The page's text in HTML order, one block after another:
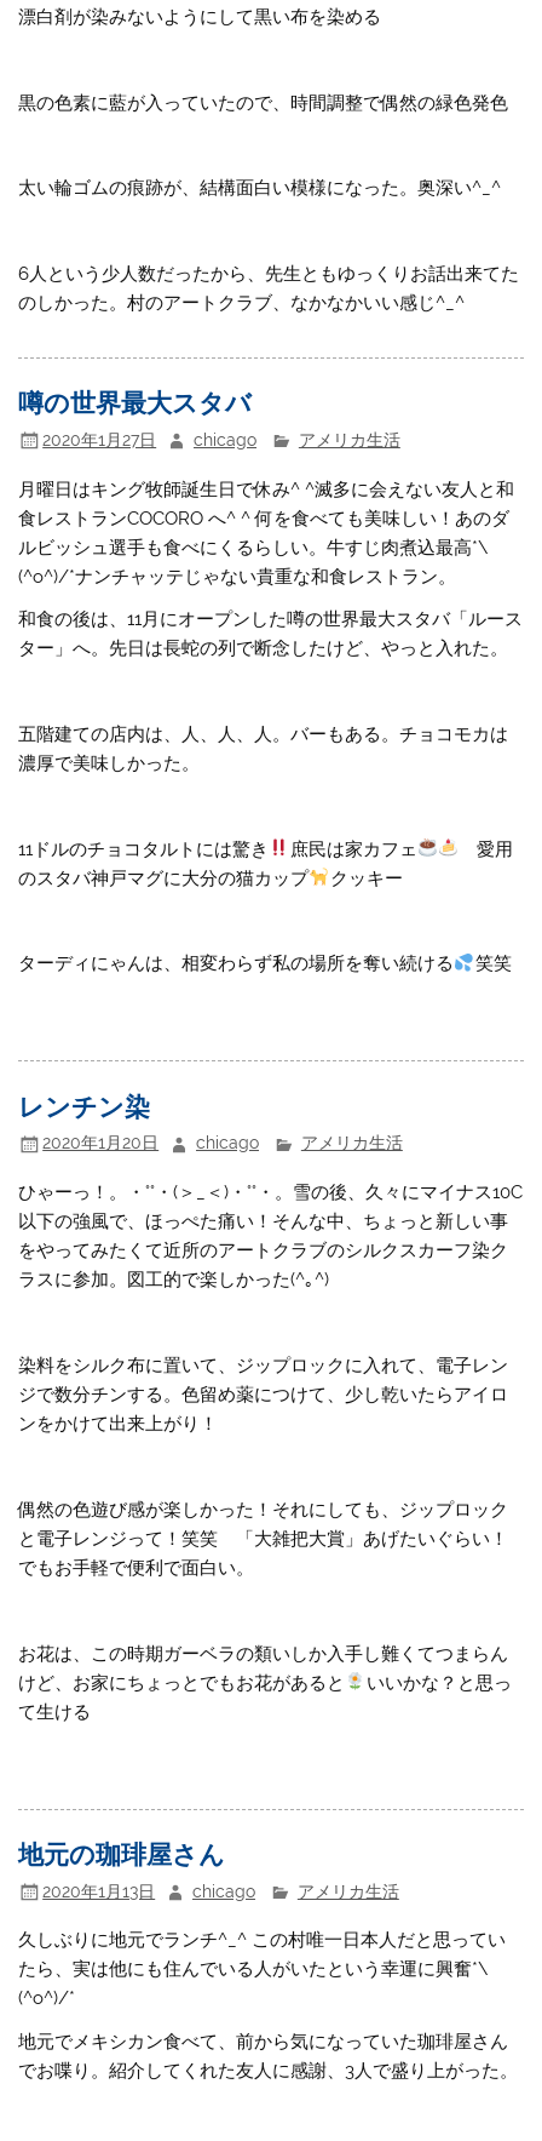
漂白剤が染みないようにして黒い布を染める
黒の色素に藍が入っていたので、時間調整で偶然の緑色発色
太い輪ゴムの痕跡が、結構面白い模様になった。奥深い^_^
6人という少人数だったから、先生ともゆっくりお話出来てた
のしかった。村のアートクラブ、なかなかいい感じ^_^
噂の世界最大スタバ
2020年1月27日 chicago アメリカ生活
月曜日はキング牧師誕生日で休み^ ^滅多に会えない友人と和
食レストランCOCORO へ^ ^ 何を食べても美味しい！あのダ
ルビッシュ選手も食べにくるらしい。牛すじ肉煮込最高*\
(^o^)/*ナンチャッテじゃない貴重な和食レストラン。
和食の後は、11月にオープンした噂の世界最大スタバ「ルース
ター」へ。先日は長蛇の列で断念したけど、やっと入れた。
五階建ての店内は、人、人、人。バーもある。チョコモカは
濃厚で美味しかった。
11ドルのチョコタルトには驚き 庶民は家カフェ
愛用
のスタバ神戸マグに大分の猫カップ
クッキー
ターディにゃんは、相変わらず私の場所を奪い続ける 笑笑
レンチン染
2020年1月20日 chicago アメリカ生活
ひゃーっ！。・°°・(＞_＜)・°°・。雪の後、久々にマイナス10C
以下の強風で、ほっぺた痛い！そんな中、ちょっと新しい事
をやってみたくて近所のアートクラブのシルクスカーフ染ク
ラスに参加。図工的で楽しかった(^｡^)
染料をシルク布に置いて、ジップロックに入れて、電子レン
ジで数分チンする。色留め薬につけて、少し乾いたらアイロ
ンをかけて出来上がり！
偶然の色遊び感が楽しかった！それにしても、ジップロック
と電子レンジって！笑笑 「大雑把大賞」あげたいぐらい！
でもお手軽で便利で面白い。
お花は、この時期ガーベラの類いしか入手し難くてつまらん
けど、お家にちょっとでもお花があると
いいかな？と思っ
て生ける
地元の珈琲屋さん
2020年1月13日 chicago アメリカ生活
久しぶりに地元でランチ^_^ この村唯一日本人だと思ってい
たら、実は他にも住んでいる人がいたという幸運に興奮*\
(^o^)/*
地元でメキシカン食べて、前から気になっていた珈琲屋さん
でお喋り。紹介してくれた友人に感謝、3人で盛り上がった。